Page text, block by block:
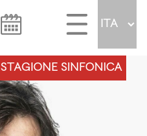
STAGIONE SINFONICA